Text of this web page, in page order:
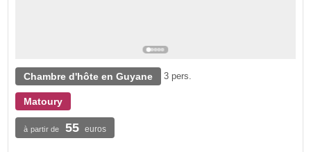
Chambre d'hôte en Guyane 3 pers.
Matoury
à partir de 55 euros